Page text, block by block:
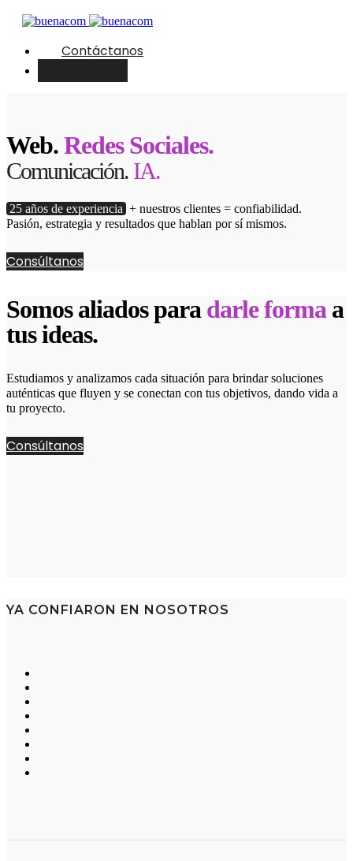
Contáctanos
Web.Redes Sociales.
Comunicación. IA.
25 años de experiencia + nuestros clientes = confiabilidad.
Pasión, estrategia y resultados que hablan por sí mismos.
Consúltanos
Somos aliados para darle forma a
tus ideas.
Estudiamos y analizamos cada situación para brindar soluciones
auténticas que fluyen y se conectan con tus objetivos, dando vida a
tu proyecto.
Consúltanos
YA CONFIARON EN NOSOTROS